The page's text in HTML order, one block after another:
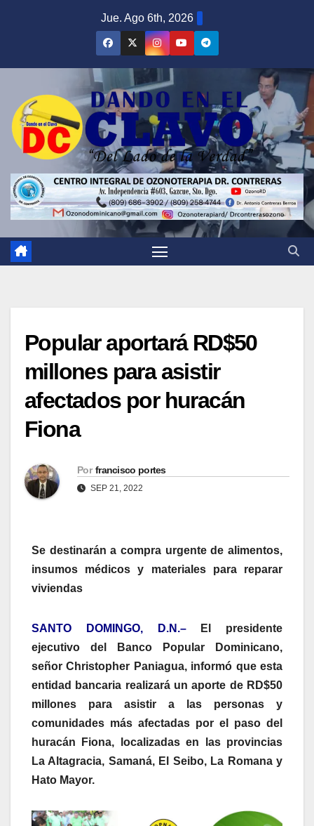
Jue. Ago 6th, 2026
Popular aportará RD$50
millones para asistir
afectados por huracán
Fiona
Por francisco portes
SEP 21, 2022
Se destinarán a compra urgente de alimentos,
insumos médicos y materiales para reparar
viviendas
SANTO DOMINGO, D.N.–
El presidente
ejecutivo del Banco Popular Dominicano,
señor Christopher Paniagua, informó que esta
entidad bancaria realizará un aporte de RD$50
millones para asistir a las personas y
comunidades más afectadas por el paso del
huracán Fiona, localizadas en las provincias
La Altagracia, Samaná, El Seibo, La Romana y
Hato Mayor.